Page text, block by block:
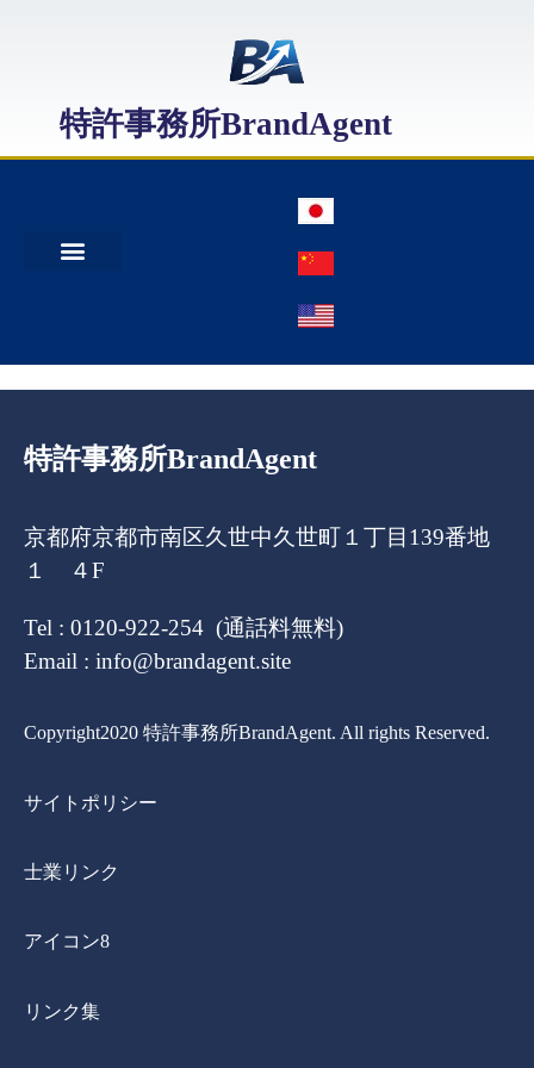
特許事務所BrandAgent
特許事務所BrandAgent
京都府京都市南区久世中久世町１丁目139番地
１ ４F
Tel : 0120-922-254 (通話料無料)
Email : info@brandagent.site
Copyright2020 特許事務所BrandAgent. All rights Reserved.
サイトポリシー
士業リンク
アイコン8
リンク集